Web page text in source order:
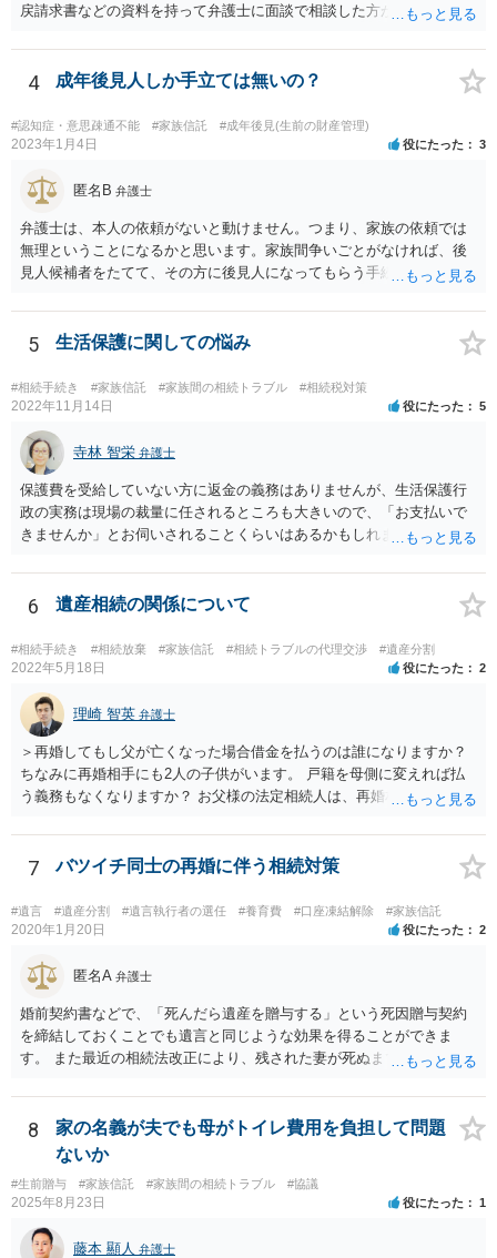
戻請求書などの資料を持って弁護士に面談で相談した方がよいと思い
4 成年後見人しか手立ては無いの？
#認知症・意思疎通不能 #家族信託 #成年後見(生前の財産管理)
2023年1月4日 役にたった 3
匿名B 弁護士
弁護士は、本人の依頼がないと動けません。つまり、家族の依頼では
無理ということになるかと思います。家族間争いごとがなければ、後
見人候補者をたてて、その方に後見人になってもらう手続をすすめた
5 生活保護に関しての悩み
#相続手続き #家族信託 #家族間の相続トラブル #相続税対策
2022年11月14日 役にたった 5
寺林 智栄 弁護士
保護費を受給していない方に返金の義務はありませんが、生活保護行
政の実務は現場の裁量に任されるところも大きいので、「お支払いで
きませんか」とお伺いされることくらいはあるかもしれません。 通報
考えてご判断いただくのが良いと思います。
6 遺産相続の関係について
#相続手続き #相続放棄 #家族信託 #相続トラブルの代理交渉 #遺産分割
2022年5月18日 役にたった 2
理崎 智英 弁護士
＞再婚してもし父が亡くなった場合借金を払うのは誰になりますか？
ちなみに再婚相手にも2人の子供がいます。 戸籍を母側に変えれば払
う義務もなくなりますか？ お父様の法定相続人は、再婚相手とご相談
戸籍がどこにあるのかは関係ありません。 ただし、お父様が亡くなっ
たことを知ってから３か月以内に家庭裁判所にて「相続放棄」の手続
7 バツイチ同士の再婚に伴う相続対策
#遺言 #遺産分割 #遺言執行者の選任 #養育費 #口座凍結解除 #家族信託
2020年1月20日 役にたった 2
匿名A 弁護士
婚前契約書などで、「死んだら遺産を贈与する」という死因贈与契約
を締結しておくことでも遺言と同じような効果を得ることができま
す。 また最近の相続法改正により、残された妻が死ぬまで家に住み続
で、その制度を活用する方法も考えられます。 もし契約書の作成まで
視野に入れておられる場合は、お近くの弁護士、できれば相続に強い
弁護士にご相談なさるとよいでしょう。
8
家の名義が夫でも母がトイレ費用を負担して問題
ないか
#生前贈与 #家族信託 #家族間の相続トラブル #協議
2025年8月23日 役にたった 1
藤本 顯人 弁護士